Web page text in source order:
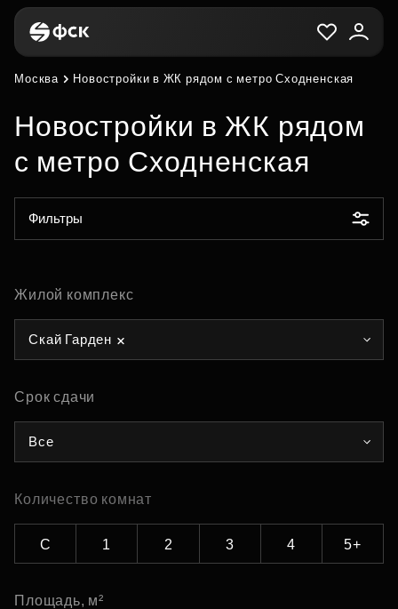
Москва Новостройки в ЖК рядом с метро Сходненская
Новостройки в ЖК рядом
с метро Сходненская
Фильтры
Жилой комплекс
Скай Гарден
Срок сдачи
Все
Количество комнат
С 1 2 3 4 5+
Площадь, м²